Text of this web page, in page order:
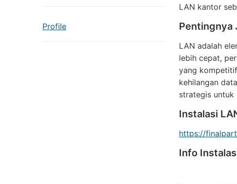
Profile
LAN kantor
Pentingnya
LAN adalah
lebih cepat,
yang
kehilangan
strategis untuk
Instalasi
https://
Info